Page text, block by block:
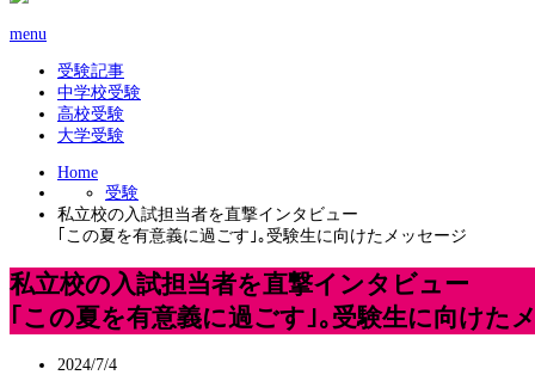
menu
受験記事
中学校受験
高校受験
大学受験
Home
受験
私立校の入試担当者を直撃インタビュー
｢この夏を有意義に過ごす｣｡受験生に向けたメッセージ
私立校の入試担当者を直撃インタビュー
｢この夏を有意義に過ごす｣｡受験生に向けた
2024/7/4